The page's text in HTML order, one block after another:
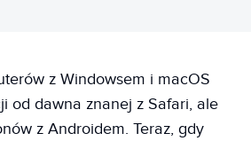
z Windowsem i macOS
od dawna znanej z Safari, ale
z Androidem. Teraz, gdy